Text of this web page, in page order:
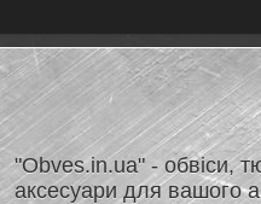
"Obves.in.ua" - обвіси,
аксесуари для вашого